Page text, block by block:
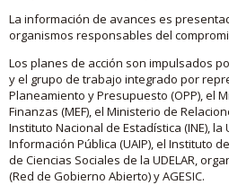
La información de avances es
organismos responsables del
Los planes de acción son impulsados
y el grupo de trabajo integrado por
Planeamiento y Presupuesto (OPP), el
Finanzas (MEF), el Ministerio de
Instituto Nacional de Estadística (INE), la
Información Pública (UAIP), el Instituto
de Ciencias Sociales de la UDELAR,
(Red de Gobierno Abierto) y AGESIC.